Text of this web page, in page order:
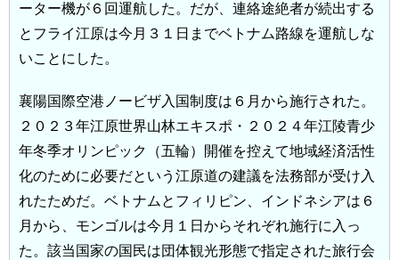
ーター機が６回運航した。だが、連絡途絶者が続出する
とフライ江原は今月３１日までベトナム路線を運航しな
いことにした。
襄陽国際空港ノービザ入国制度は６月から施行された。
２０２３年江原世界山林エキスポ・２０２４年江陵青少
年冬季オリンピック（五輪）開催を控えて地域経済活性
化のために必要だという江原道の建議を法務部が受け入
れたためだ。ベトナムとフィリピン、インドネシアは６
月から、モンゴルは今月１日からそれぞれ施行に入っ
た。該当国家の国民は団体観光形態で指定された旅行会